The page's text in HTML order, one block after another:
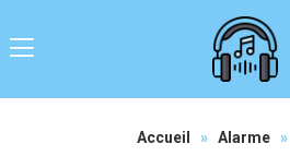
Accueil » Alarme »